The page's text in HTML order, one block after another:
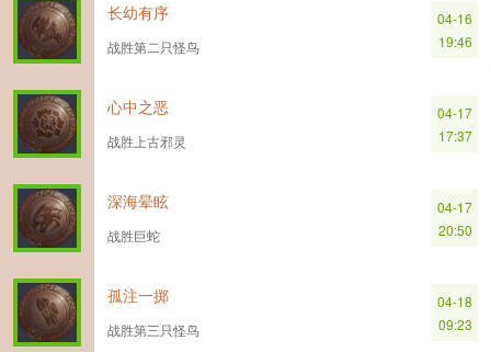
长幼有序
战胜第二只怪鸟
04-16
19:46
心中之恶
战胜上古邪灵
04-17
17:37
深海晕眩
战胜巨蛇
04-17
20:50
孤注一掷
战胜第三只怪鸟
04-18
09:23